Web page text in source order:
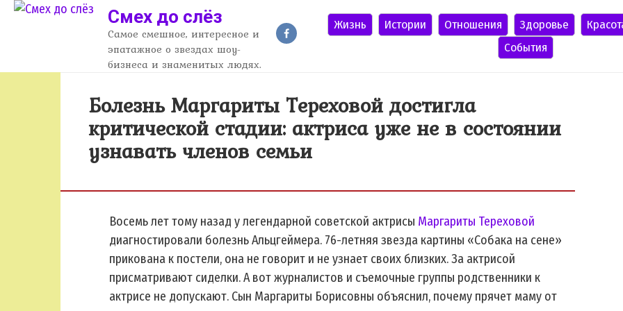
Перейти
Смех до слёз
Самое смешное, интересное и
эпатажное о звездах шоу-
бизнеса и знаменитых людях.
Жизнь Истории Отношения Здоровье
События
Болезнь Маргариты Тереховой достигла
критической стадии: актриса уже не в состоянии
узнавать членов семьи
Восемь лет тому назад у легендарной советской актрисы Маргариты Тереховой
диагностировали болезнь Альцгеймера. 76-летняя звезда картины «Собака на сене»
прикована к постели, она не говорит и не узнает своих близких. За актрисой
присматривают сиделки. А вот журналистов и съемочные группы родственники к
актрисе не допускают. Сын Маргариты Борисовны объяснил, почему прячет маму от